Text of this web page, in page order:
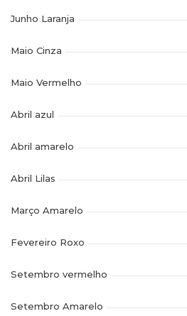
Junho Laranja
Maio Cinza
Maio Vermelho
Abril azul
Abril amarelo
Abril Lilas
Março Amarelo
Fevereiro Roxo
Setembro vermelho
Setembro Amarelo